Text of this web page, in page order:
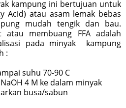
kampung ini bertujuan untuk
Acid) atau asam lemak bebas
mudah tengik dan bau.
atau membuang FFA adalah
pada minyak kampung
:
suhu 70-90 C
4 M ke dalam minyak
busa/sabun